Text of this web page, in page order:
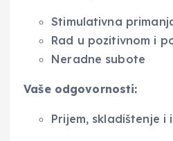
Stimulativna
Rad u pozitivnom i
Neradne subote
Vaše odgovornosti:
Prijem, skladištenje i